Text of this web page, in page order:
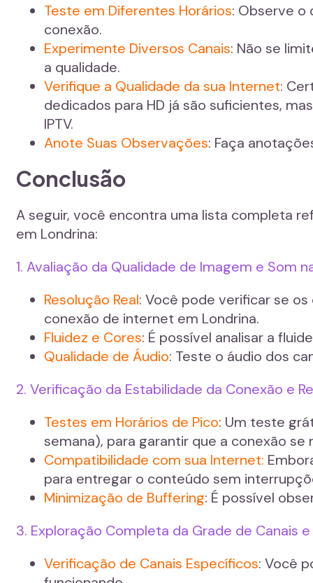
Teste em Diferentes Horários: Observe o
conexão.
Experimente Diversos Canais: Não se
a qualidade.
Verifique a Qualidade da sua Internet:
dedicados para HD já são suficientes,
IPTV.
Anote Suas Observações: Faça
Conclusão
A seguir, você encontra uma lista completa
em Londrina:
1. Avaliação da Qualidade de Imagem e Som
Resolução Real: Você pode verificar se
conexão de internet em Londrina.
Fluidez e Cores: É possível analisar a
Qualidade de Áudio: Teste o áudio dos
2. Verificação da Estabilidade da Conexão e
Testes em Horários de Pico: Um teste
semana), para garantir que a conexão se
Compatibilidade com sua Internet:
para entregar o conteúdo sem
Minimização de Buffering: É possível
3. Exploração Completa da Grade de Canais
Verificação de Canais Específicos: Você